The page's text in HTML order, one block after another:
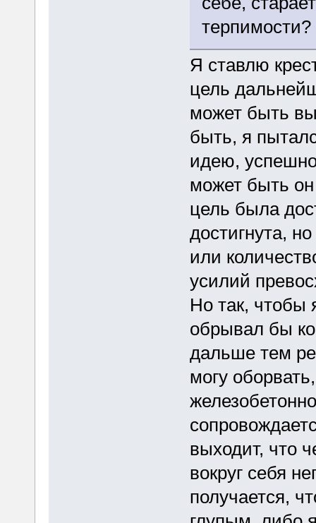
терпимости?
Я ставлю
цель
может быть
быть, я
идею,
может быть
цель была
достигнута,
или
усилий
Но так,
обрывал бы
дальше тем
могу
выходит, что
вокруг себя
получается,